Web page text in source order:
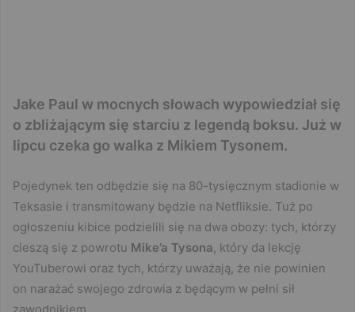
Jake Paul w mocnych słowach wypowiedział się
o zbliżającym się starciu z legendą boksu. Już w
lipcu czeka go walka z Mikiem Tysonem.
Pojedynek ten odbędzie się na 80-tysięcznym stadionie w
Teksasie i transmitowany będzie na Netfliksie. Tuż po
ogłoszeniu kibice podzielili się na dwa obozy: tych, którzy
cieszą się z powrotu Mike’a Tysona, który da lekcję
YouTuberowi oraz tych, którzy uważają, że nie powinien
on narażać swojego zdrowia z będącym w pełni sił